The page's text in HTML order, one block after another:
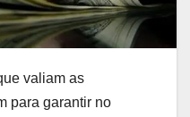
valiam as
para garantir no